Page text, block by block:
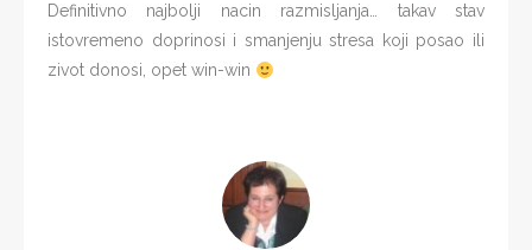
Definitivno najbolji nacin razmisljanja… takav stav
istovremeno doprinosi i smanjenju stresa koji posao ili
zivot donosi, opet win-win